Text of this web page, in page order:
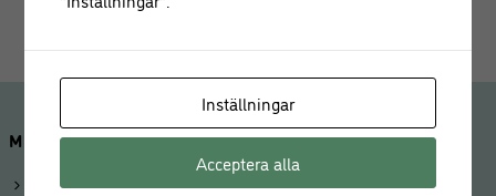
MINA SIDOR
Logga in
Inställningar
Acceptera alla